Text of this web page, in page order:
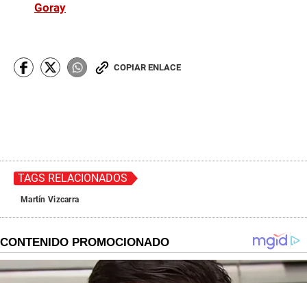
Goray
COPIAR ENLACE
TAGS RELACIONADOS
Martín Vizcarra